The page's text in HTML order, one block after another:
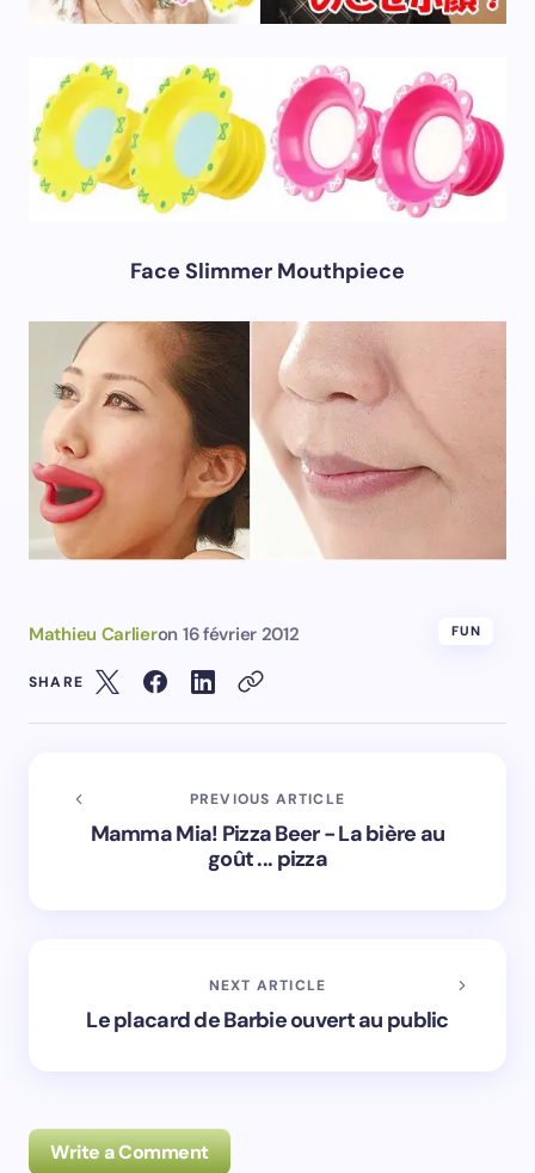
Face Slimmer Mouthpiece
Mathieu Carlieron 16 février 2012 FUN
SHARE
PREVIOUS ARTICLE
Mamma Mia! Pizza Beer - La bière au
goût ... pizza
NEXT ARTICLE
Le placard de Barbie ouvert au public
Write a Comment